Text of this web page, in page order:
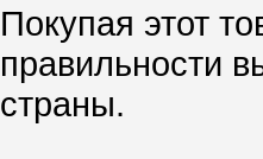
Покупая этот
правильности
страны.